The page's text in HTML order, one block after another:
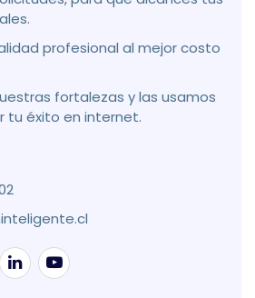
profesional al mejor costo
fortalezas y las usamos
tu éxito en internet.